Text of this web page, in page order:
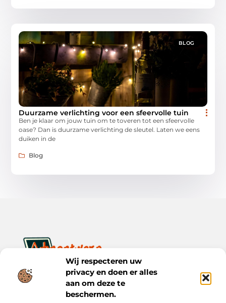
Wij respecteren uw
privacy en doen er alles
aan om deze te
beschermen.
BLOG
Duurzame verlichting voor een sfeervolle tuin
Ben je klaar om jouw tuin om te toveren tot een sfeervolle
oase? Dan is duurzame verlichting de sleutel. Laten we eens
duiken in de
Blog
Ontwerp je dagelijks leven met inspiratie en verhalen.
Ontdek praktische tips, creatieve ideeën en waardevolle
inzichten op Bnontwerp.nl.